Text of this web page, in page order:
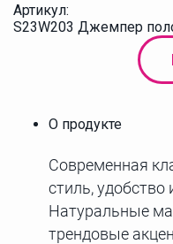
Артикул:
S23W203 Джемпер
О продукте
Современная
стиль, удобство
Натуральные
трендовые